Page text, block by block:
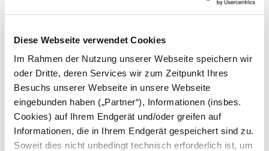
Diese Webseite verwendet Cookies
Im Rahmen der Nutzung unserer Webseite speichern wir
oder Dritte, deren Services wir zum Zeitpunkt Ihres
Besuchs unserer Webseite in unsere Webseite
eingebunden haben („Partner“), Informationen (insbes.
Cookies) auf Ihrem Endgerät und/oder greifen auf
Informationen, die in Ihrem Endgerät gespeichert sind zu.
Soweit dies nicht unbedingt technisch erforderlich ist, um
Februar
2024
Dezember
November
Oktober
September
August